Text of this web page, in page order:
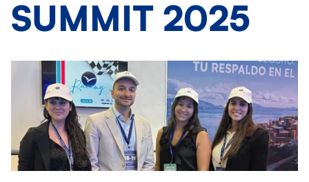
SUMMIT 2025